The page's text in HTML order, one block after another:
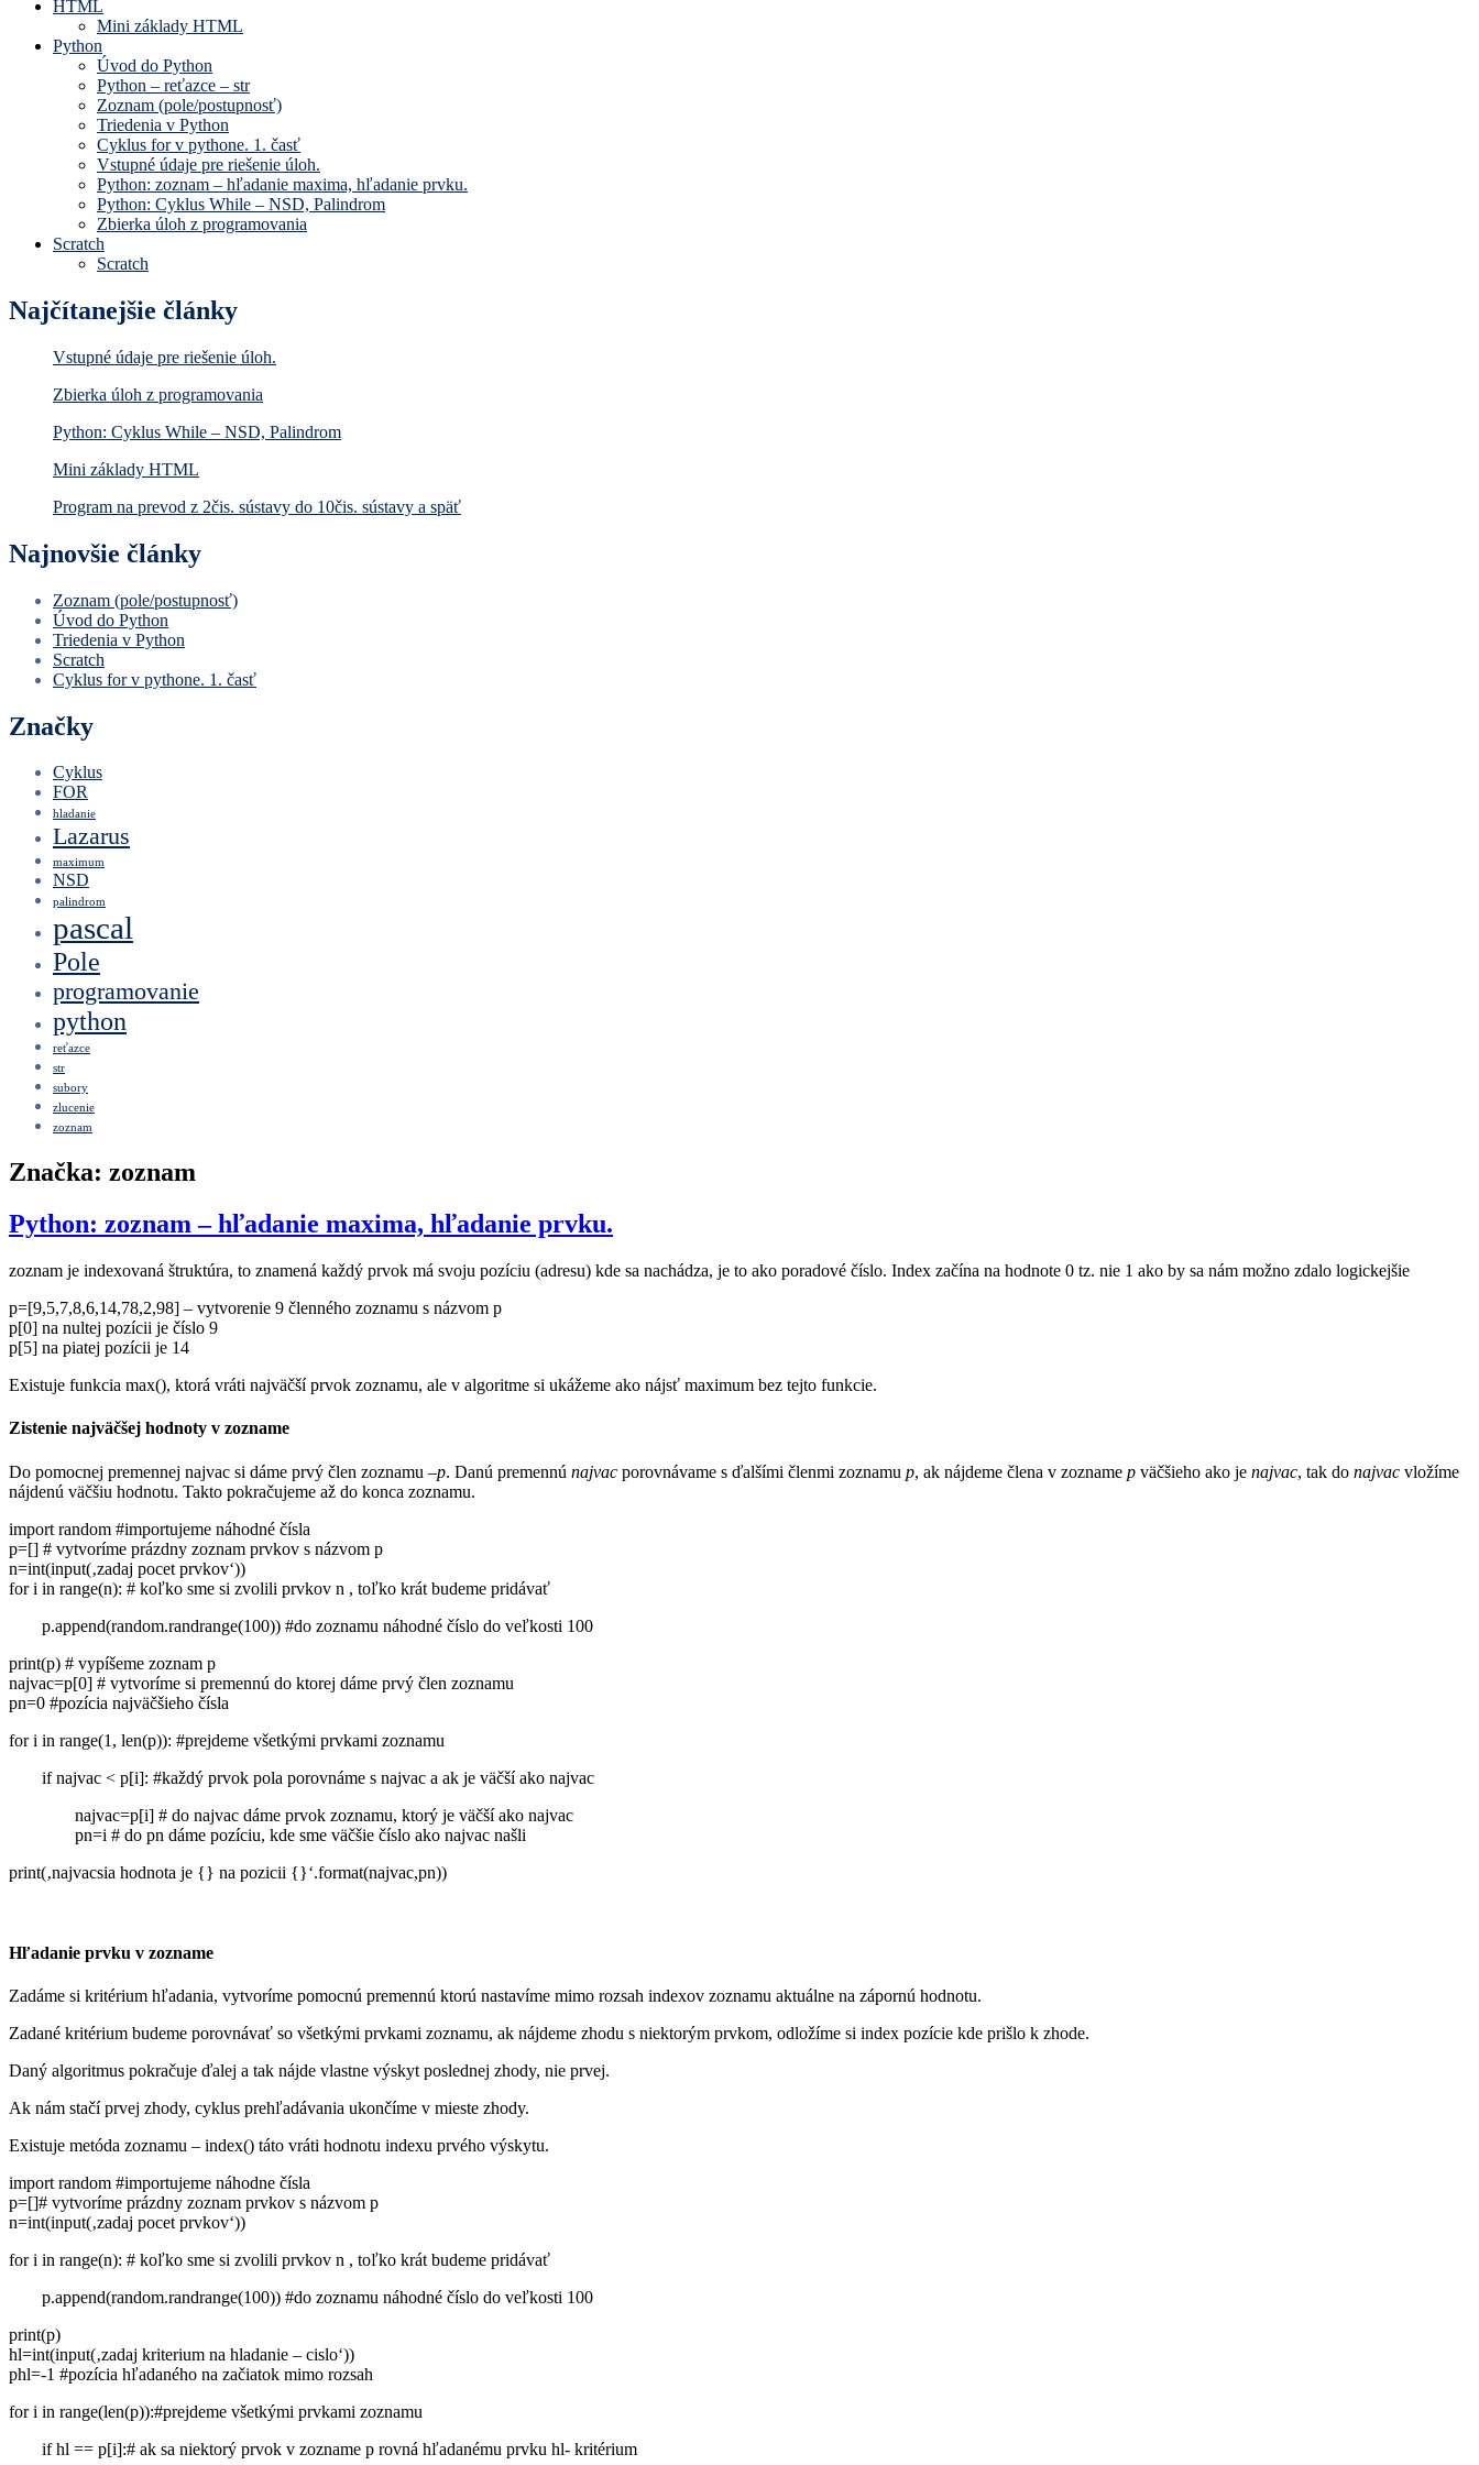
HTML
Mini základy HTML
Python
Úvod do Python
Python – reťazce – str
Zoznam (pole/postupnosť)
Triedenia v Python
Cyklus for v pythone. 1. časť
Vstupné údaje pre riešenie úloh.
Python: zoznam – hľadanie maxima, hľadanie prvku.
Python: Cyklus While – NSD, Palindrom
Zbierka úloh z programovania
Scratch
Scratch
Najčítanejšie články
Vstupné údaje pre riešenie úloh.
Zbierka úloh z programovania
Python: Cyklus While – NSD, Palindrom
Mini základy HTML
Program na prevod z 2čis. sústavy do 10čis. sústavy a späť
Najnovšie články
Zoznam (pole/postupnosť)
Úvod do Python
Triedenia v Python
Scratch
Cyklus for v pythone. 1. časť
Značky
Cyklus
FOR
hladanie
Lazarus
maximum
NSD
palindrom
pascal
Pole
programovanie
python
reťazce
str
subory
zlucenie
zoznam
Značka: zoznam
Python: zoznam – hľadanie maxima, hľadanie prvku.
zoznam je indexovaná štruktúra, to znamená každý prvok má svoju pozíciu (adresu) kde sa nachádza, je to ako poradové číslo. Index začína na hodnote 0 tz. nie 1 ako by sa nám možno zdalo logickejšie
p=[9,5,7,8,6,14,78,2,98] – vytvorenie 9 členného zoznamu s názvom p
p[0] na nultej pozícii je číslo 9
p[5] na piatej pozícii je 14
Existuje funkcia max(), ktorá vráti najväčší prvok zoznamu, ale v algoritme si ukážeme ako nájsť maximum bez tejto funkcie.
Zistenie najväčšej hodnoty v zozname
Do pomocnej premennej najvac si dáme prvý člen zoznamu –p. Danú premennú najvac porovnávame s ďalšími členmi zoznamu p, ak nájdeme člena v zozname p väčšieho ako je najvac, tak do najvac vložíme
nájdenú väčšiu hodnotu. Takto pokračujeme až do konca zoznamu.
import random #importujeme náhodné čísla
p=[] # vytvoríme prázdny zoznam prvkov s názvom p
n=int(input(‚zadaj pocet prvkov‘))
for i in range(n): # koľko sme si zvolili prvkov n , toľko krát budeme pridávať
p.append(random.randrange(100)) #do zoznamu náhodné číslo do veľkosti 100
print(p) # vypíšeme zoznam p
najvac=p[0] # vytvoríme si premennú do ktorej dáme prvý člen zoznamu
pn=0 #pozícia najväčšieho čísla
for i in range(1, len(p)): #prejdeme všetkými prvkami zoznamu
if najvac < p[i]: #každý prvok pola porovnáme s najvac a ak je väčší ako najvac
najvac=p[i] # do najvac dáme prvok zoznamu, ktorý je väčší ako najvac
pn=i # do pn dáme pozíciu, kde sme väčšie číslo ako najvac našli
print(‚najvacsia hodnota je {} na pozicii {}‘.format(najvac,pn))
Hľadanie prvku v zozname
Zadáme si kritérium hľadania, vytvoríme pomocnú premennú ktorú nastavíme mimo rozsah indexov zoznamu aktuálne na zápornú hodnotu.
Zadané kritérium budeme porovnávať so všetkými prvkami zoznamu, ak nájdeme zhodu s niektorým prvkom, odložíme si index pozície kde prišlo k zhode.
Daný algoritmus pokračuje ďalej a tak nájde vlastne výskyt poslednej zhody, nie prvej.
Ak nám stačí prvej zhody, cyklus prehľadávania ukončíme v mieste zhody.
Existuje metóda zoznamu – index() táto vráti hodnotu indexu prvého výskytu.
import random #importujeme náhodne čísla
p=[]# vytvoríme prázdny zoznam prvkov s názvom p
n=int(input(‚zadaj pocet prvkov‘))
for i in range(n): # koľko sme si zvolili prvkov n , toľko krát budeme pridávať
p.append(random.randrange(100)) #do zoznamu náhodné číslo do veľkosti 100
print(p)
hl=int(input(‚zadaj kriterium na hladanie – cislo‘))
phl=-1 #pozícia hľadaného na začiatok mimo rozsah
for i in range(len(p)):#prejdeme všetkými prvkami zoznamu
if hl == p[i]:# ak sa niektorý prvok v zozname p rovná hľadanému prvku hl- kritérium